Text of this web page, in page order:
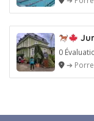
0
➔